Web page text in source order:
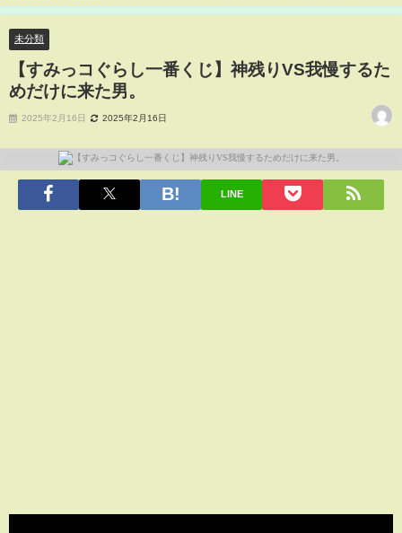
た男。
未分類
【すみっコぐらし一番くじ】神残りVS我慢するた
めだけに来た男。
2025年2月16日 2025年2月16日
LINE